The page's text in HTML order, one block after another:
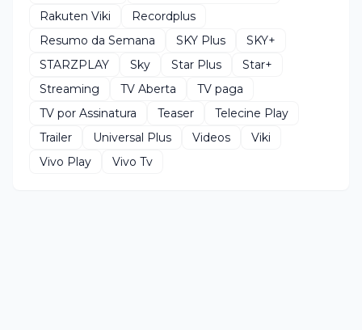
Rakuten Viki
Recordplus
Resumo da Semana
SKY Plus
SKY+
STARZPLAY
Sky Star Plus
Star+
Streaming
TV Aberta
TV paga
TV por Assinatura
Teaser
Telecine Play
Trailer
Universal Plus Videos
Viki
Vivo Play
Vivo Tv